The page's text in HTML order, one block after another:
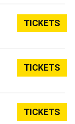
TICKETS
TICKETS
TICKETS